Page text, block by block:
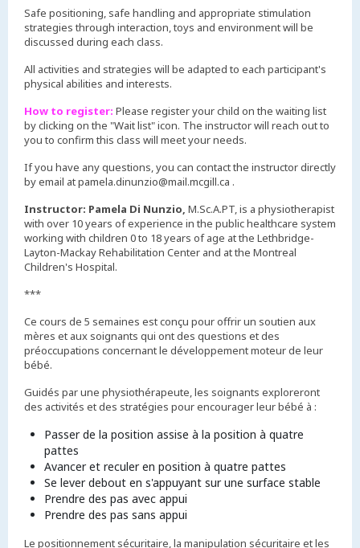
Safe positioning, safe handling and appropriate stimulation
strategies through interaction, toys and environment will be
discussed during each class.
All activities and strategies will be adapted to each participant's
physical abilities and interests.
How to register: Please register your child on the waiting list
by clicking on the "Wait list" icon. The instructor will reach out to
you to confirm this class will meet your needs.
If you have any questions, you can contact the instructor directly
by email at pamela.dinunzio@mail.mcgill.ca .
Instructor: Pamela Di Nunzio, M.Sc.A.PT, is a physiotherapist
with over 10 years of experience in the public healthcare system
working with children 0 to 18 years of age at the Lethbridge-
Layton-Mackay Rehabilitation Center and at the Montreal
Children's Hospital.
***
Ce cours de 5 semaines est conçu pour offrir un soutien aux
mères et aux soignants qui ont des questions et des
préoccupations concernant le développement moteur de leur
bébé.
Guidés par une physiothérapeute, les soignants exploreront
des activités et des stratégies pour encourager leur bébé à :
Passer de la position assise à la position à quatre
pattes
Avancer et reculer en position à quatre pattes
Se lever debout en s'appuyant sur une surface stable
Prendre des pas avec appui
Prendre des pas sans appui
Le positionnement sécuritaire, la manipulation sécuritaire et les